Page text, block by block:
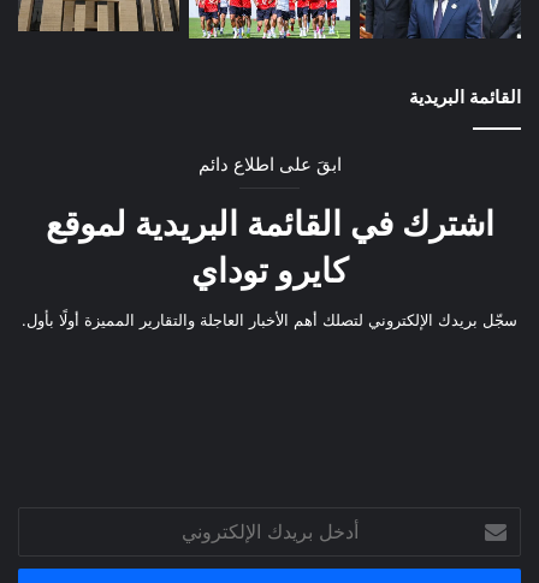
القائمة البريدية
ابقَ على اطلاع دائم
اشترك في القائمة البريدية لموقع
كايرو توداي
سجّل بريدك الإلكتروني لتصلك أهم الأخبار العاجلة والتقارير المميزة أولًا بأول.
بريدك
الإلكتروني